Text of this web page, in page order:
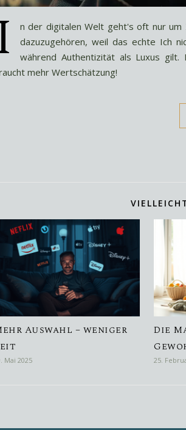
n der digitalen Welt geht's oft nur um
dazuzugehören, weil das echte Ich
während Authentizität als Luxus
mehr Wertschätzung!
Auswahl – weniger
Mai 2025
Die
25.